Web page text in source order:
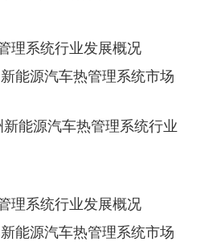
理系统行业发展概况
能源汽车热管理系统市场
能源汽车热管理系统行业
理系统行业发展概况
能源汽车热管理系统市场